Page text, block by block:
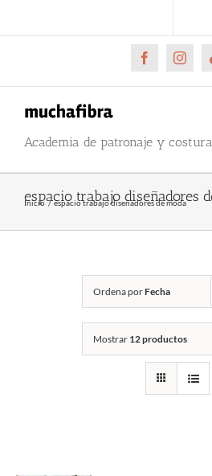
al
Facebook
Academia de patronaje y
espacio trabajo diseñadores
Inicio espacio trabajo diseñadores de moda
Ordena porFecha
Mostrar 12 productos